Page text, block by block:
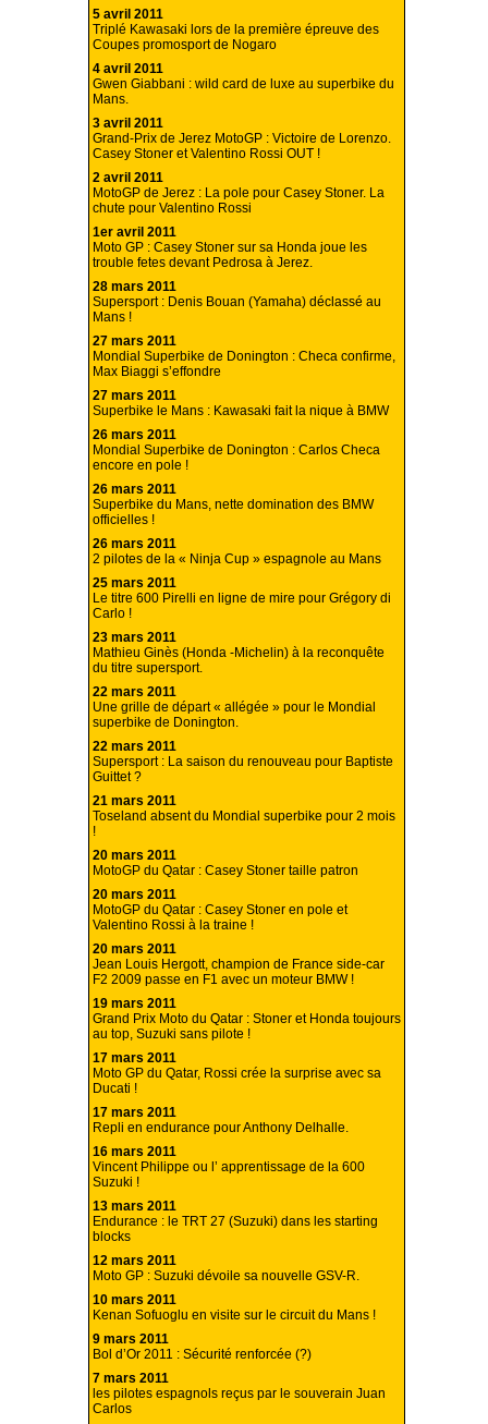
5 avril 2011
Triplé Kawasaki lors de la première épreuve des
Coupes promosport de Nogaro
4 avril 2011
Gwen Giabbani : wild card de luxe au superbike du
Mans.
3 avril 2011
Grand-Prix de Jerez MotoGP : Victoire de Lorenzo.
Casey Stoner et Valentino Rossi OUT !
2 avril 2011
MotoGP de Jerez : La pole pour Casey Stoner. La
chute pour Valentino Rossi
1er avril 2011
Moto GP : Casey Stoner sur sa Honda joue les
trouble fetes devant Pedrosa à Jerez.
28 mars 2011
Supersport : Denis Bouan (Yamaha) déclassé au
Mans !
27 mars 2011
Mondial Superbike de Donington : Checa confirme,
Max Biaggi s’effondre
27 mars 2011
Superbike le Mans : Kawasaki fait la nique à BMW
26 mars 2011
Mondial Superbike de Donington : Carlos Checa
encore en pole !
26 mars 2011
Superbike du Mans, nette domination des BMW
officielles !
26 mars 2011
2 pilotes de la « Ninja Cup » espagnole au Mans
25 mars 2011
Le titre 600 Pirelli en ligne de mire pour Grégory di
Carlo !
23 mars 2011
Mathieu Ginès (Honda -Michelin) à la reconquête
du titre supersport.
22 mars 2011
Une grille de départ « allégée » pour le Mondial
superbike de Donington.
22 mars 2011
Supersport : La saison du renouveau pour Baptiste
Guittet ?
21 mars 2011
Toseland absent du Mondial superbike pour 2 mois
!
20 mars 2011
MotoGP du Qatar : Casey Stoner taille patron
20 mars 2011
MotoGP du Qatar : Casey Stoner en pole et
Valentino Rossi à la traine !
20 mars 2011
Jean Louis Hergott, champion de France side-car
F2 2009 passe en F1 avec un moteur BMW !
19 mars 2011
Grand Prix Moto du Qatar : Stoner et Honda toujours
au top, Suzuki sans pilote !
17 mars 2011
Moto GP du Qatar, Rossi crée la surprise avec sa
Ducati !
17 mars 2011
Repli en endurance pour Anthony Delhalle.
16 mars 2011
Vincent Philippe ou l’ apprentissage de la 600
Suzuki !
13 mars 2011
Endurance : le TRT 27 (Suzuki) dans les starting
blocks
12 mars 2011
Moto GP : Suzuki dévoile sa nouvelle GSV-R.
10 mars 2011
Kenan Sofuoglu en visite sur le circuit du Mans !
9 mars 2011
Bol d’Or 2011 : Sécurité renforcée (?)
7 mars 2011
les pilotes espagnols reçus par le souverain Juan
Carlos